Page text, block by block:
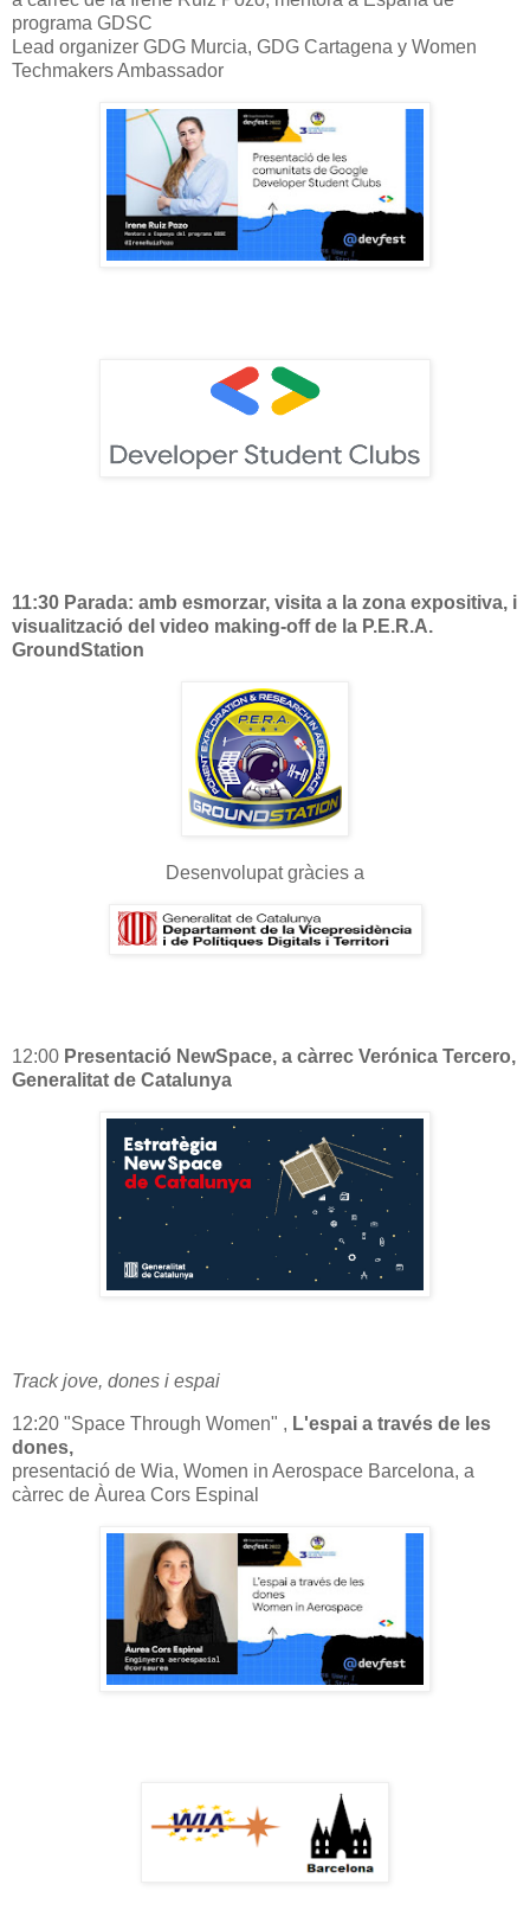
programa GDSC
Lead organizer GDG Murcia, GDG Cartagena y Women
Techmakers Ambassador
11:30 Parada: amb esmorzar, visita a la zona expositiva, i
visualització del video making-off de la P.E.R.A.
GroundStation
Desenvolupat gràcies a
12:00 Presentació NewSpace, a càrrec Verónica Tercero,
Generalitat de Catalunya
Track jove, dones i espai
12:20 "Space Through Women" , L'espai a través de les
dones,
presentació de Wia, Women in Aerospace Barcelona, a
càrrec de Àurea Cors Espinal